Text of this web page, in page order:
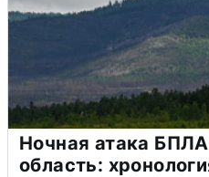
Ночная атака
область: